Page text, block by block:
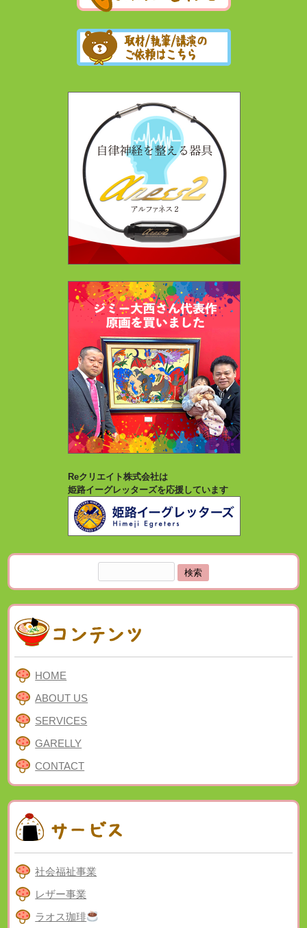
Reクリエイト株式会社は
姫路イーグレッターズを応援しています
索:
HOME
ABOUT US
SERVICES
GARELLY
CONTACT
社会福祉事業
レザー事業
ラオス珈琲